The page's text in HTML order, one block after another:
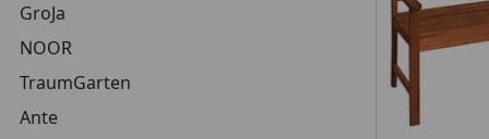
GroJa
NOOR
TraumGarten
Ante